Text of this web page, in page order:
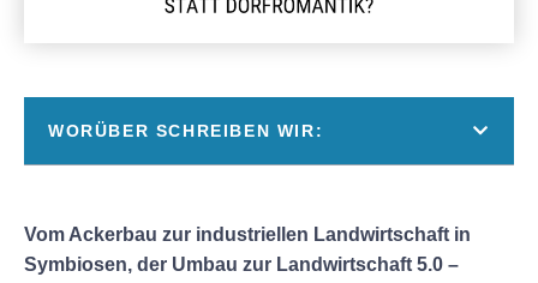
WORÜBER SCHREIBEN WIR:
Vom Ackerbau zur industriellen Landwirtschaft in
Symbiosen, der Umbau zur Landwirtschaft 5.0 –